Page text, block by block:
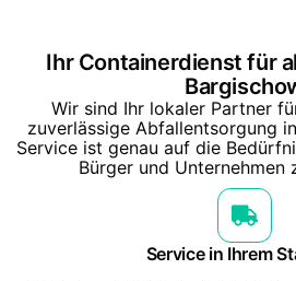
Ihr Containerdienst für
Wir sind Ihr lokaler Partner
zuverlässige Abfallentsorgung
Service ist genau auf die
Bürger und Unternehmen
Service in Ihrem